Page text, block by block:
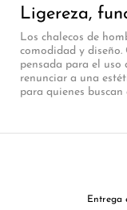
Ligereza,
Los chalecos de
comodidad y diseño.
pensada para el uso
renunciar a una
para quienes
Entrega